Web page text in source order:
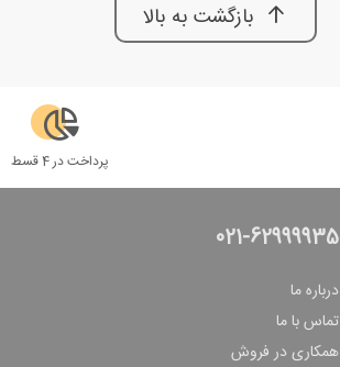
بازگشت به بالا
پرداخت در 4 قسط
021-62999935
درباره ما
تماس با ما
همکاری در فروش